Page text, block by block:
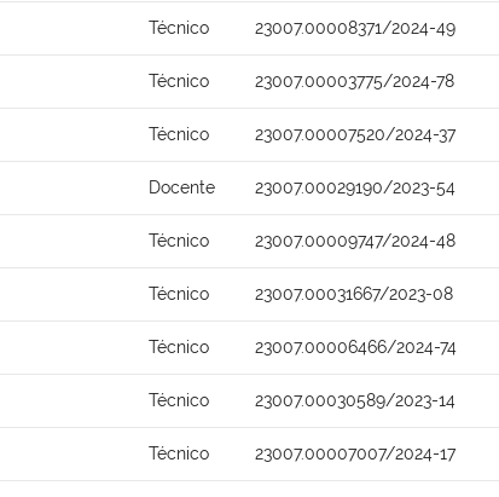
Técnico 23007.00008371/2024-49
Técnico 23007.00003775/2024-78
Técnico 23007.00007520/2024-37
Docente 23007.00029190/2023-54
Técnico 23007.00009747/2024-48
Técnico 23007.00031667/2023-08
Técnico 23007.00006466/2024-74
Técnico 23007.00030589/2023-14
Técnico 23007.00007007/2024-17